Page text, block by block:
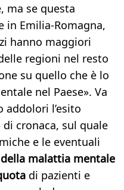
ma se questa
in Emilia-Romagna,
hanno maggiori
regioni nel resto
su quello che è lo
nel Paese». Va
l’esito
cronaca, sul quale
e le eventuali
malattia mentale
di pazienti e